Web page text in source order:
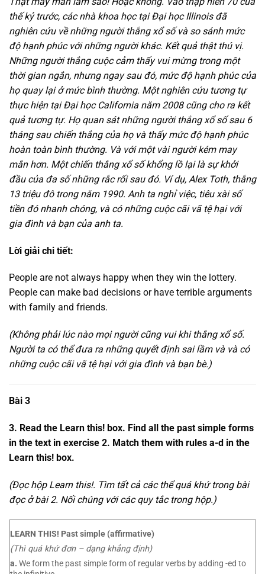
thế kỷ trước, các nhà khoa học tại Đại học Illinois đã
nghiên cứu về những người thắng xổ số và so sánh mức
độ hạnh phúc với những người khác. Kết quả thật thú vị.
Những người thắng cuộc cảm thấy vui mừng trong một
thời gian ngắn, nhưng ngay sau đó, mức độ hạnh phúc của
họ quay lại ở mức bình thường. Một nghiên cứu tương tự
thực hiện tại Đại học California năm 2008 cũng cho ra kết
quả tương tự. Họ quan sát những người thắng xổ số sau 6
tháng sau chiến thắng của họ và thấy mức độ hạnh phúc
hoàn toàn bình thường. Và với một vài người kém may
mắn hơn. Một chiến thắng xổ số khổng lồ lại là sự khởi
đầu của đa số những rắc rối sau đó. Ví dụ, Alex Toth, thắng
13 triệu đô trong năm 1990. Anh ta nghỉ việc, tiêu xài số
tiền đó nhanh chóng, và có những cuộc cãi vã tệ hại với
gia đình và bạn của anh ta.
Lời giải chi tiết:
People are not always happy when they win the lottery.
People can make bad decisions or have terrible arguments
with family and friends.
(Không phải lúc nào mọi người cũng vui khi thắng xổ số.
Người ta có thể đưa ra những quyết định sai lầm và và có
những cuộc cãi vã tệ hại với gia đình và bạn bè.)
Bài 3
3. Read the Learn this! box. Find all the past simple forms
in the text in exercise 2. Match them with rules a-d in the
Learn this! box.
(Đọc hộp Learn this!. Tìm tất cả các thể quá khứ trong bài
đọc ở bài 2. Nối chúng với các quy tắc trong hộp.)
LEARN THIS! Past simple (affirmative)
(Thì quá khứ đơn – dạng khẳng định)
a. We form the past simple form of regular verbs by adding -ed to